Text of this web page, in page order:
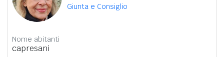
Giunta e Consiglio
Nome abitanti
capresani